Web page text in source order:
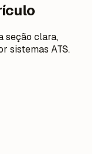
seção clara,
sistemas ATS.